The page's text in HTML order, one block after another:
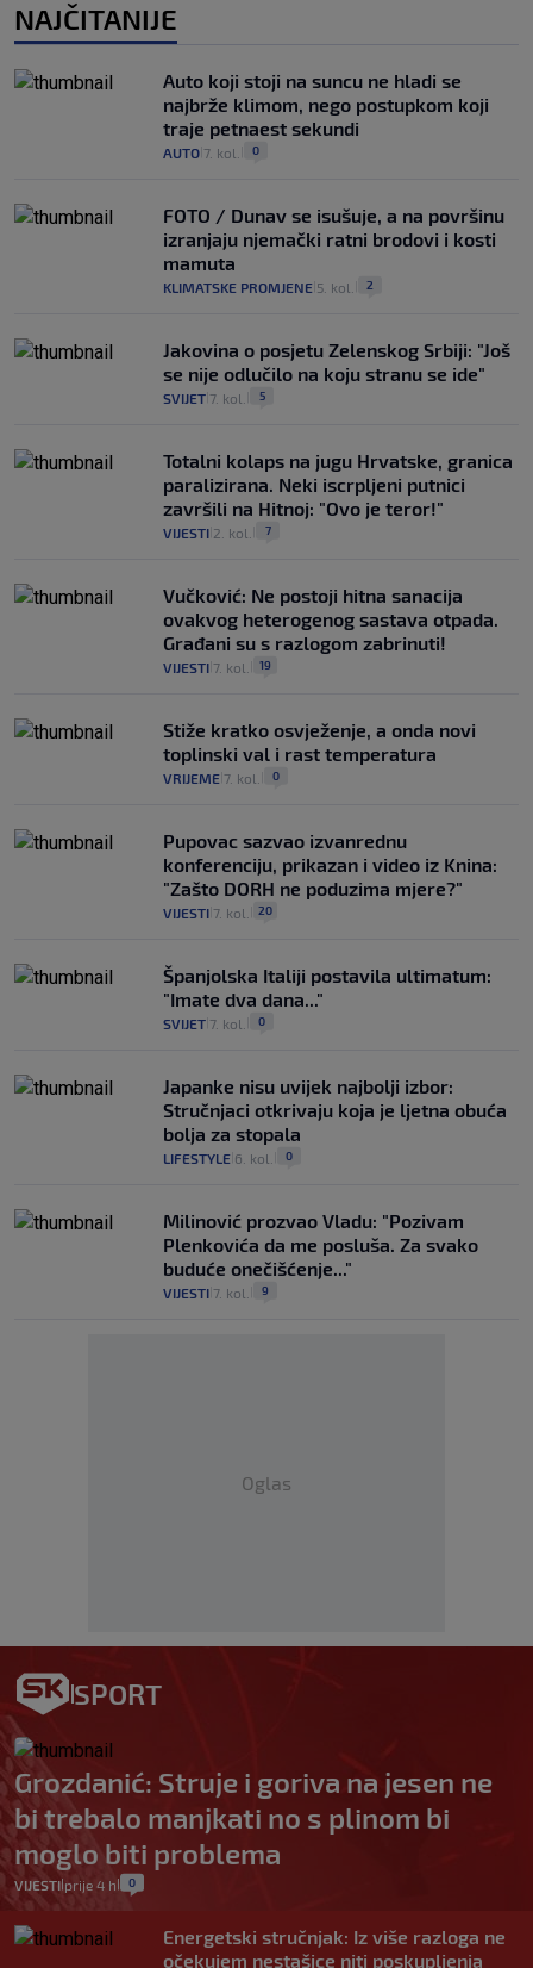
NAJČITANIJE
Auto koji stoji na suncu ne hladi se
najbrže klimom, nego postupkom koji
traje petnaest sekundi
AUTO 7. kol. 0
FOTO / Dunav se isušuje, a na površinu
izranjaju njemački ratni brodovi i kosti
mamuta
KLIMATSKE PROMJENE 5. kol. 2
Jakovina o posjetu Zelenskog Srbiji: "Još
se nije odlučilo na koju stranu se ide"
SVIJET 7. kol. 5
Totalni kolaps na jugu Hrvatske, granica
paralizirana. Neki iscrpljeni putnici
završili na Hitnoj: "Ovo je teror!"
VIJESTI 2. kol. 7
Vučković: Ne postoji hitna sanacija
ovakvog heterogenog sastava otpada.
Građani su s razlogom zabrinuti!
VIJESTI 7. kol. 19
Stiže kratko osvježenje, a onda novi
toplinski val i rast temperatura
VRIJEME 7. kol. 0
Pupovac sazvao izvanrednu
konferenciju, prikazan i video iz Knina:
"Zašto DORH ne poduzima mjere?"
VIJESTI 7. kol. 20
Španjolska Italiji postavila ultimatum:
"Imate dva dana..."
SVIJET 7. kol. 0
Japanke nisu uvijek najbolji izbor:
Stručnjaci otkrivaju koja je ljetna obuća
bolja za stopala
LIFESTYLE 6. kol. 0
Milinović prozvao Vladu: "Pozivam
Plenkovića da me posluša. Za svako
buduće onečišćenje..."
VIJESTI 7. kol. 9
Oglas
SPORT
Grozdanić: Struje i goriva na jesen ne
bi trebalo manjkati no s plinom bi
moglo biti problema
VIJESTI prije 4 h 0
Energetski stručnjak: Iz više razloga ne
očekujem nestašice niti poskupljenja